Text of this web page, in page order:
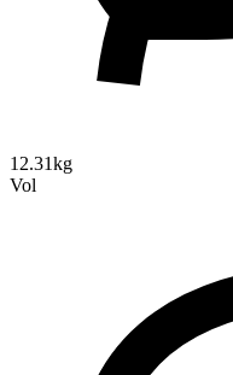
12.31kg
Vol